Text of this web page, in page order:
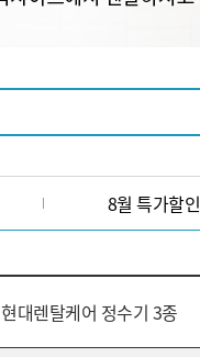
8월 특가할인
대렌탈케어 정수기 3종